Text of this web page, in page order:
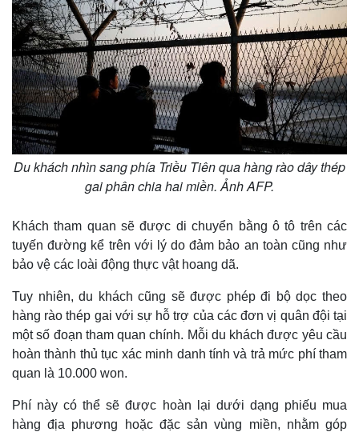
Thế giới
Quan sát
Cuộc sống đó đây
Hồ sơ
Multimedia
Video
E-Magazine
Infographic
Du khách nhìn sang phía Triều Tiên qua hàng rào dây thép
gai phân chia hai miền. Ảnh AFP.
Khách tham quan sẽ được di chuyển bằng ô tô trên các
tuyến đường kể trên với lý do đảm bảo an toàn cũng như
bảo vệ các loài động thực vật hoang dã.
Tuy nhiên, du khách cũng sẽ được phép đi bộ dọc theo
hàng rào thép gai với sự hỗ trợ của các đơn vị quân đội tại
một số đoạn tham quan chính. Mỗi du khách được yêu cầu
hoàn thành thủ tục xác minh danh tính và trả mức phí tham
quan là 10.000 won.
Phí này có thể sẽ được hoàn lại dưới dạng phiếu mua
hàng địa phương hoặc đặc sản vùng miền, nhằm góp